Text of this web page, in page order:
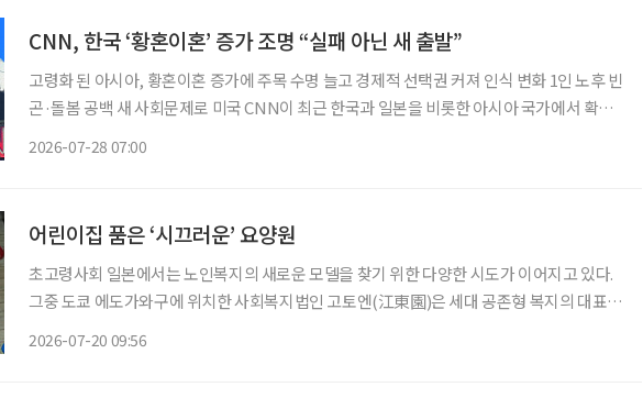
CNN, 한국 ‘황혼이혼’ 증가 조명 “실패 아닌 새 출발”
고령화 된 아시아, 황혼이혼 증가에 주목 수명 늘고 경제적 선택권 커져 인식 변화 1인 노후 빈
곤·돌봄 공백 새 사회문제로 미국 CNN이 최근 한국과 일본을 비롯한 아시아 국가에서 확산
2026-07-28 07:00
어린이집 품은 ‘시끄러운’ 요양원
초고령사회 일본에서는 노인복지의 새로운 모델을 찾기 위한 다양한 시도가 이어지고 있다.
그중 도쿄 에도가와구에 위치한 사회복지법인 고토엔(江東園)은 세대 공존형 복지의 대표 사
2026-07-20 09:56